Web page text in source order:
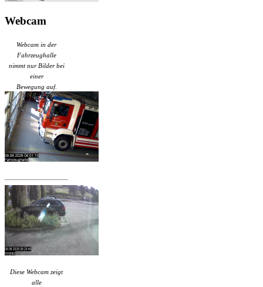
Webcam
Webcam in der
Fahrzeughalle
nimmt nur Bilder bei
einer
Bewegung auf.
Diese Webcam zeigt
alle